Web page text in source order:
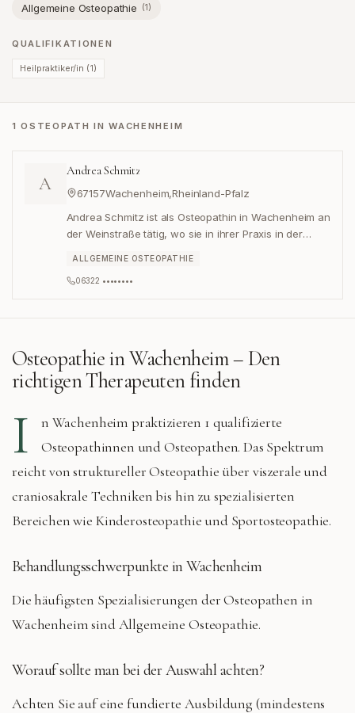
Allgemeine Osteopathie (1)
QUALIFIKATIONEN
Heilpraktiker/in (1)
1 OSTEOPATH IN WACHENHEIM
A
Andrea Schmitz
67157Wachenheim,Rheinland-Pfalz
Andrea Schmitz ist als Osteopathin in Wachenheim an
der Weinstraße tätig, wo sie in ihrer Praxis in der
ALLGEMEINE OSTEOPATHIE
06322 ••••••••
Osteopathie inWachenheim– Den
richtigen Therapeuten finden
I n Wachenheim praktizieren 1 qualifizierte
Osteopathinnen und Osteopathen. Das Spektrum
reicht von struktureller Osteopathie über viszerale und
craniosakrale Techniken bis hin zu spezialisierten
Bereichen wie Kinderosteopathie und Sportosteopathie.
Behandlungsschwerpunkte inWachenheim
Die häufigsten Spezialisierungen der Osteopathen in
WachenheimsindAllgemeine Osteopathie.
Worauf sollte man bei der Auswahl achten?
Achten Sie auf eine fundierte Ausbildung (mindestens